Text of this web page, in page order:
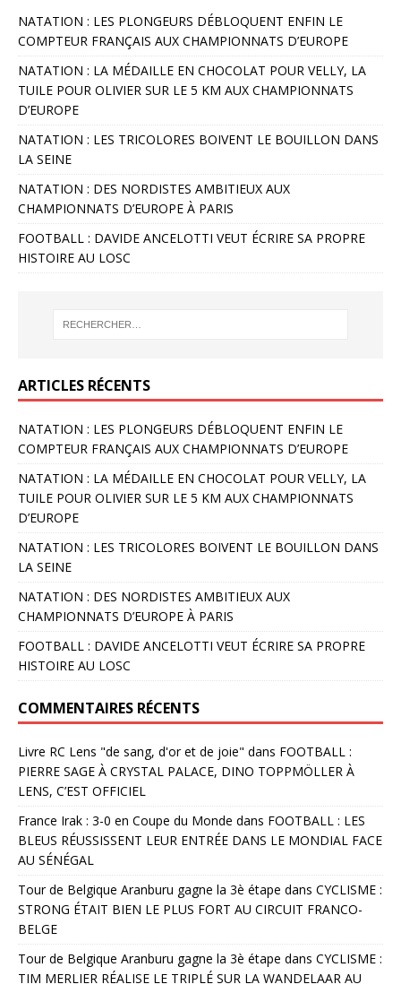
NATATION : LES PLONGEURS DÉBLOQUENT ENFIN LE
COMPTEUR FRANÇAIS AUX CHAMPIONNATS D’EUROPE
NATATION : LA MÉDAILLE EN CHOCOLAT POUR VELLY, LA
TUILE POUR OLIVIER SUR LE 5 KM AUX CHAMPIONNATS
D’EUROPE
NATATION : LES TRICOLORES BOIVENT LE BOUILLON DANS
LA SEINE
NATATION : DES NORDISTES AMBITIEUX AUX
CHAMPIONNATS D’EUROPE À PARIS
FOOTBALL : DAVIDE ANCELOTTI VEUT ÉCRIRE SA PROPRE
HISTOIRE AU LOSC
ARTICLES RÉCENTS
NATATION : LES PLONGEURS DÉBLOQUENT ENFIN LE
COMPTEUR FRANÇAIS AUX CHAMPIONNATS D’EUROPE
NATATION : LA MÉDAILLE EN CHOCOLAT POUR VELLY, LA
TUILE POUR OLIVIER SUR LE 5 KM AUX CHAMPIONNATS
D’EUROPE
NATATION : LES TRICOLORES BOIVENT LE BOUILLON DANS
LA SEINE
NATATION : DES NORDISTES AMBITIEUX AUX
CHAMPIONNATS D’EUROPE À PARIS
FOOTBALL : DAVIDE ANCELOTTI VEUT ÉCRIRE SA PROPRE
HISTOIRE AU LOSC
COMMENTAIRES RÉCENTS
Livre RC Lens "de sang, d'or et de joie" dans FOOTBALL :
PIERRE SAGE À CRYSTAL PALACE, DINO TOPPMÖLLER À
LENS, C’EST OFFICIEL
France Irak : 3-0 en Coupe du Monde dans FOOTBALL : LES
BLEUS RÉUSSISSENT LEUR ENTRÉE DANS LE MONDIAL FACE
AU SÉNÉGAL
Tour de Belgique Aranburu gagne la 3è étape dans CYCLISME :
STRONG ÉTAIT BIEN LE PLUS FORT AU CIRCUIT FRANCO-
BELGE
Tour de Belgique Aranburu gagne la 3è étape dans CYCLISME :
TIM MERLIER RÉALISE LE TRIPLÉ SUR LA WANDELAAR AU